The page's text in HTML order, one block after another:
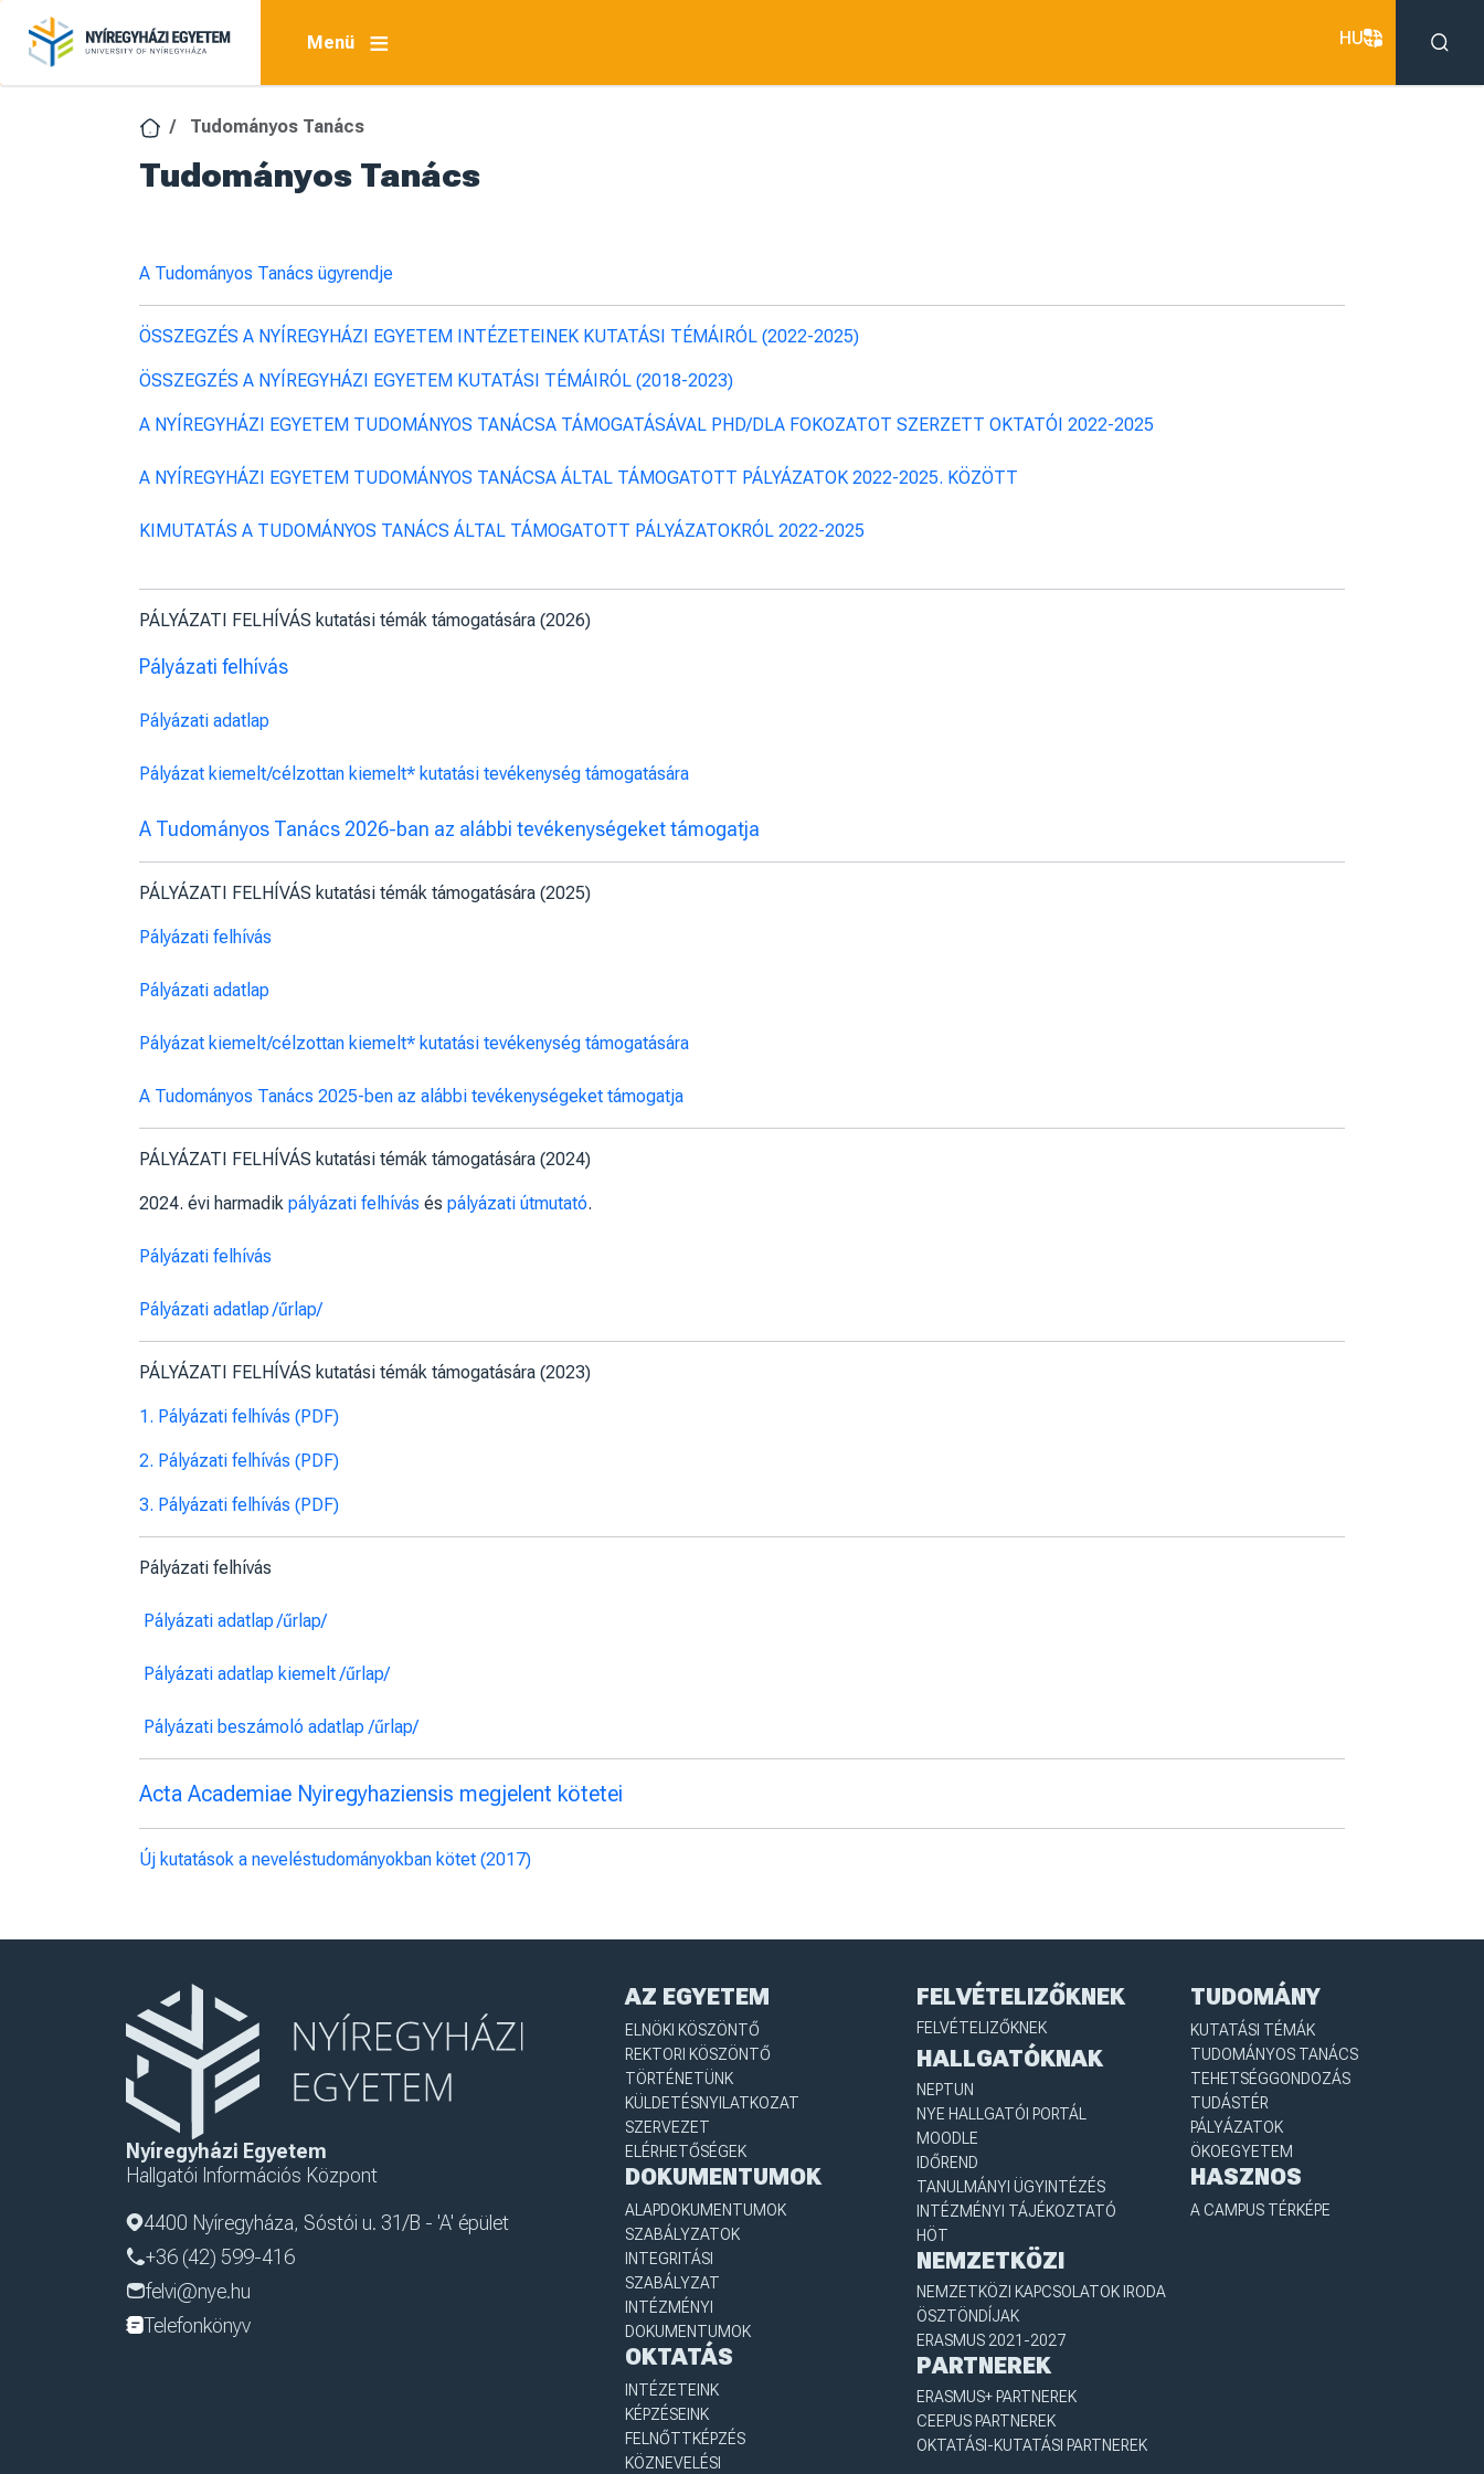
Ugrás a tartalomra
Menü
HU
Tudományos Tanács
Tudományos Tanács
A Tudományos Tanács ügyrendje
ÖSSZEGZÉS A NYÍREGYHÁZI EGYETEM INTÉZETEINEK KUTATÁSI TÉMÁIRÓL (2022-2025)
ÖSSZEGZÉS A NYÍREGYHÁZI EGYETEM KUTATÁSI TÉMÁIRÓL (2018-2023)
A NYÍREGYHÁZI EGYETEM TUDOMÁNYOS TANÁCSA TÁMOGATÁSÁVAL PHD/DLA FOKOZATOT SZERZETT OKTATÓI 2022-2025
A NYÍREGYHÁZI EGYETEM TUDOMÁNYOS TANÁCSA ÁLTAL TÁMOGATOTT PÁLYÁZATOK 2022-2025. KÖZÖTT
KIMUTATÁS A TUDOMÁNYOS TANÁCS ÁLTAL TÁMOGATOTT PÁLYÁZATOKRÓL 2022-2025
PÁLYÁZATI FELHÍVÁS kutatási témák támogatására (2026)
Pályázati felhívás
Pályázati adatlap
Pályázat kiemelt/célzottan kiemelt* kutatási tevékenység támogatására
A Tudományos Tanács 2026-ban az alábbi tevékenységeket támogatja
PÁLYÁZATI FELHÍVÁS kutatási témák támogatására (2025)
Pályázati felhívás
Pályázati adatlap
Pályázat kiemelt/célzottan kiemelt* kutatási tevékenység támogatására
A Tudományos Tanács 2025-ben az alábbi tevékenységeket támogatja
PÁLYÁZATI FELHÍVÁS kutatási témák támogatására (2024)
2024. évi harmadik pályázati felhívás és pályázati útmutató.
Pályázati felhívás
Pályázati adatlap/űrlap/
PÁLYÁZATI FELHÍVÁS kutatási témák támogatására (2023)
1. Pályázati felhívás (PDF)
2. Pályázati felhívás (PDF)
3. Pályázati felhívás (PDF)
Pályázati felhívás
Pályázati adatlap/űrlap/
Pályázati adatlap kiemelt /űrlap/
Pályázati beszámoló adatlap /űrlap/
Acta Academiae Nyiregyhaziensis megjelent kötetei
Új kutatások a neveléstudományokban kötet (2017)
Nyíregyházi Egyetem
Hallgatói Információs Központ
4400 Nyíregyháza, Sóstói u. 31/B - 'A' épület
+36 (42) 599-416
felvi@nye.hu
Telefonkönyv
AZ EGYETEM
ELNÖKI KÖSZÖNTŐ
REKTORI KÖSZÖNTŐ
TÖRTÉNETÜNK
KÜLDETÉSNYILATKOZAT
SZERVEZET
ELÉRHETŐSÉGEK
DOKUMENTUMOK
ALAPDOKUMENTUMOK
SZABÁLYZATOK
INTEGRITÁSI
SZABÁLYZAT
INTÉZMÉNYI
DOKUMENTUMOK
OKTATÁS
INTÉZETEINK
KÉPZÉSEINK
FELNŐTTKÉPZÉS
KÖZNEVELÉSI
FELVÉTELIZŐKNEK
FELVÉTELIZŐKNEK
HALLGATÓKNAK
NEPTUN
NYE HALLGATÓI PORTÁL
MOODLE
IDŐREND
TANULMÁNYI ÜGYINTÉZÉS
INTÉZMÉNYI TÁJÉKOZTATÓ
HÖT
NEMZETKÖZI
NEMZETKÖZI KAPCSOLATOK IRODA
ÖSZTÖNDÍJAK
ERASMUS 2021-2027
PARTNEREK
ERASMUS+ PARTNEREK
CEEPUS PARTNEREK
OKTATÁSI-KUTATÁSI PARTNEREK
TUDOMÁNY
KUTATÁSI TÉMÁK
TUDOMÁNYOS TANÁCS
TEHETSÉGGONDOZÁS
TUDÁSTÉR
PÁLYÁZATOK
ÖKOEGYETEM
HASZNOS
A CAMPUS TÉRKÉPE